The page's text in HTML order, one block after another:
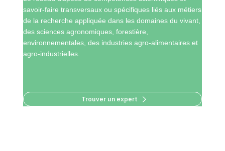
savoir-faire transversaux ou spécifiques liés aux métiers
de la recherche appliquée dans les domaines du vivant,
des sciences agronomiques, forestière,
environnementales, des industries agro-alimentaires et
agro-industrielles.
Trouver un expert